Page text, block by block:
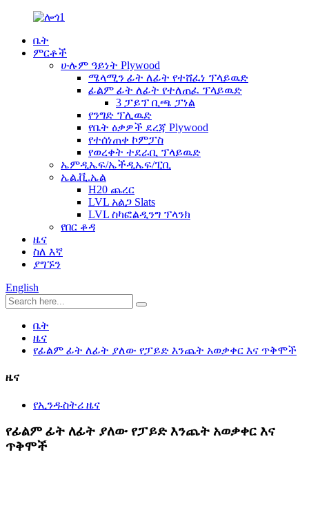
ቤት
ምርቶች
ሁሉም ዓይነት Plywood
ሜላሚን ፊት ለፊት የተሸፈነ ፕላይዉድ
ፊልም ፊት ለፊት የተለጠፈ ፕላይዉድ
3 ፓይፕ ቢጫ ፓነል
የንግድ ፕሊዉድ
የቤት ዕቃዎች ደረጃ Plywood
የተሰነጠቀ ኮምፓስ
የወረቀት ተደራቢ ፕላይዉድ
ኤምዲኤፍ/ኤችዲኤፍ/ፒቢ
ኤል.ቪ.ኤል
H20 ጨረር
LVL አልጋ Slats
LVL ስካፎልዲንግ ፕላንክ
የበር ቆዳ
ዜና
ስለ እኛ
ያግኙን
English
ቤት
ዜና
የፊልም ፊት ለፊት ያለው የፓይድ እንጨት አወቃቀር እና ጥቅሞች
ዜና
የኢንዱስትሪ ዜና
የፊልም ፊት ለፊት ያለው የፓይድ እንጨት አወቃቀር እና
ጥቅሞች